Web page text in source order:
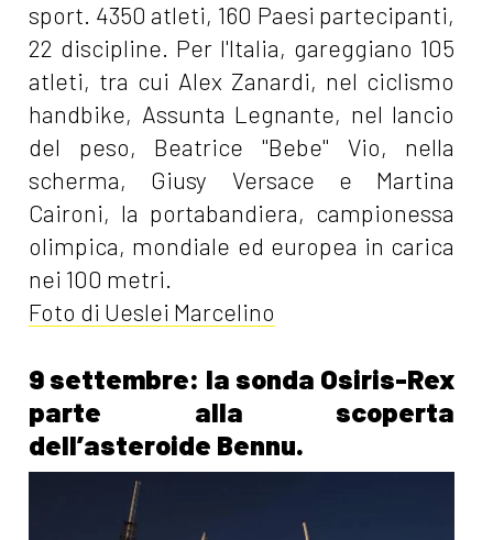
sport. 4350 atleti, 160 Paesi partecipanti,
22 discipline. Per l'Italia, gareggiano 105
atleti, tra cui Alex Zanardi, nel ciclismo
handbike, Assunta Legnante, nel lancio
del peso, Beatrice "Bebe" Vio, nella
scherma, Giusy Versace e Martina
Caironi, la portabandiera, campionessa
olimpica, mondiale ed europea in carica
nei 100 metri.
Foto di Ueslei Marcelino
9 settembre: la sonda Osiris-Rex
parte alla scoperta
dell’asteroide Bennu.